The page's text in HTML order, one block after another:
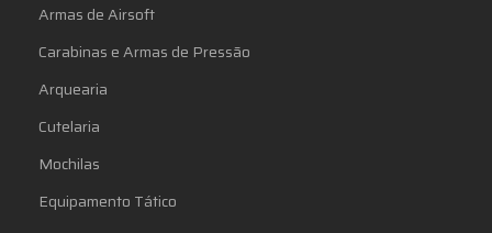
Armas de Airsoft
Carabinas e Armas de Pressão
Arquearia
Cutelaria
Mochilas
Equipamento Tático